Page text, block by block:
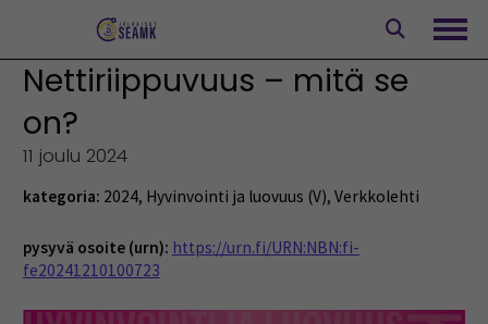
Nettiriippuvuus – mitä se
on?
11 joulu 2024
kategoria: 2024, Hyvinvointi ja luovuus (V), Verkkolehti
pysyvä osoite (urn): https://urn.fi/URN:NBN:fi-
fe20241210100723